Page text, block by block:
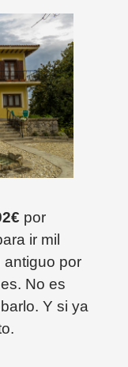
por
ir mil
antiguo por
No es
Y si ya